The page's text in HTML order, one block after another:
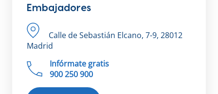
Embajadores
Calle de Sebastián Elcano, 7-9, 28012
Madrid
Infórmate gratis
900 250 900